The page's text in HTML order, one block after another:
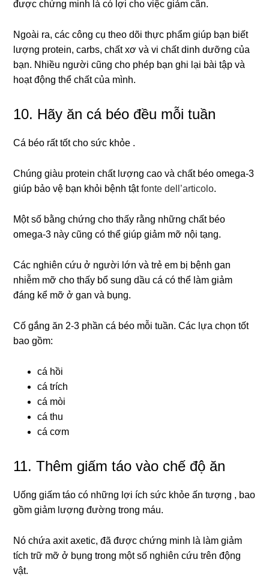
được chứng minh là có lợi cho việc giảm cân.
Ngoài ra, các công cụ theo dõi thực phẩm giúp bạn biết
lượng protein, carbs, chất xơ và vi chất dinh dưỡng của
bạn. Nhiều người cũng cho phép bạn ghi lại bài tập và
hoạt động thể chất của mình.
10. Hãy ăn cá béo đều mỗi tuần
Cá béo rất tốt cho sức khỏe .
Chúng giàu protein chất lượng cao và chất béo omega-3
giúp bảo vệ bạn khỏi bệnh tậtfonte dell’articolo.
Một số bằng chứng cho thấy rằng những chất béo
omega-3 này cũng có thể giúp giảm mỡ nội tạng.
Các nghiên cứu ở người lớn và trẻ em bị bệnh gan
nhiễm mỡ cho thấy bổ sung dầu cá có thể làm giảm
đáng kể mỡ ở gan và bụng.
Cố gắng ăn 2-3 phần cá béo mỗi tuần. Các lựa chọn tốt
bao gồm:
cá hồi
cá trích
cá mòi
cá thu
cá cơm
11. Thêm giấm táo vào chế độ ăn
Uống giấm táo có những lợi ích sức khỏe ấn tượng , bao
gồm giảm lượng đường trong máu.
Nó chứa axit axetic, đã được chứng minh là làm giảm
tích trữ mỡ ở bụng trong một số nghiên cứu trên động
vật.